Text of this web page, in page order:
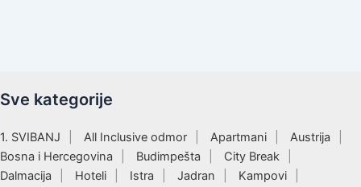
Sve kategorije
1. SVIBANJ All Inclusive odmor Apartmani
Austrija
Bosna i Hercegovina
Budimpešta
City Break
Dalmacija
Hoteli Istra Jadran
Kampovi